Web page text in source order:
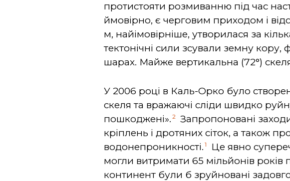
протистояти розмиванню під час
ймовірно, є черговим приходом і
м, найімовірніше, утворилася за
тектонічні сили зсували земну
шарах. Майже вертикальна (72°)
У 2006 році в Каль-Орко було
скеля та вражаючі сліди швидко
пошкоджені». 2
Запропоновані
кріплень і дротяних сіток, а також
водонепроникності. 1
Це явно
могли витримати 65 мільйонів
континент були б зруйновані